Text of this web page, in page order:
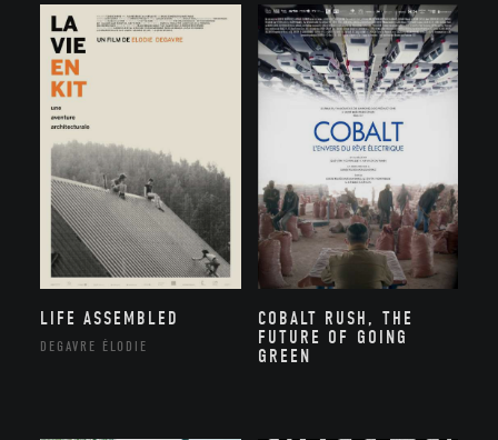
LIFE ASSEMBLED
DEGAVRE ÉLODIE
COBALT RUSH, THE
FUTURE OF GOING
GREEN